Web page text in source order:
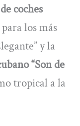
coches
los más
y la
“Son de
tropical a la